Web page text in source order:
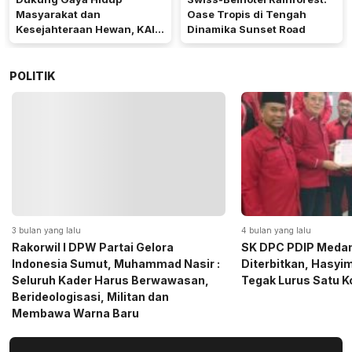
Masyarakat dan
Kesejahteraan Hewan, KAI
Logistik Layani Lebih dari
pada Semester I 2026
Oase Tropis di Tengah
Dinamika Sunset Road
POLITIK
4 bulan yang lalu
SK DPC PDIP Medan Resmi
Diterbitkan, Hasyim SE: Solid dan
Tegak Lurus Satu Komando
5 bulan yang lalu
Momen Haru
Gerindra Sumut
Sembako kepada